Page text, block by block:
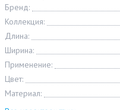
Бренд:
Коллекция:
Длина:
Ширина:
Применение:
Цвет:
Материал: